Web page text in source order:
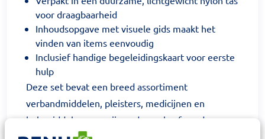
voor draagbaarheid
Inhoudsopgave met visuele gids maakt het
vinden van items eenvoudig
Inclusief handige begeleidingskaart voor eerste
hulp
Deze set bevat een breed assortiment
verbandmiddelen, pleisters, medicijnen en
hulpmiddelen om snijwonden, schaafwonden,
brandwonden, blaren en nog veel meer te